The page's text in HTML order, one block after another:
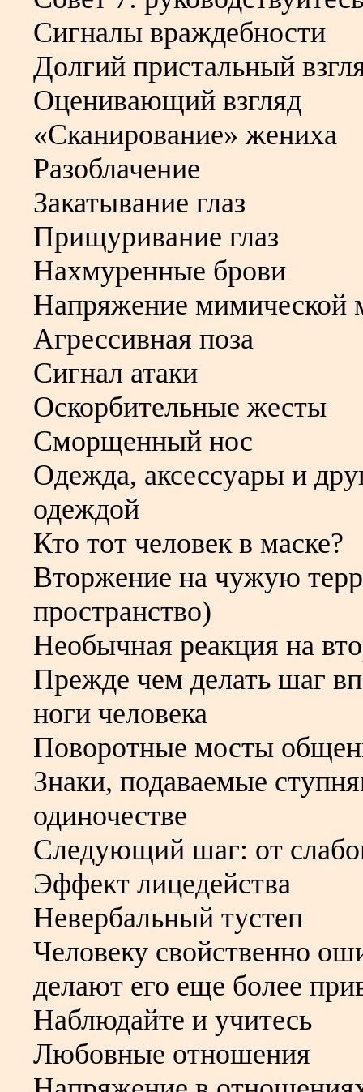
Сигналы враждебности
Долгий пристальный
Оценивающий взгляд
«Сканирование» жениха
Разоблачение
Закатывание глаз
Прищуривание глаз
Нахмуренные брови
Напряжение мимической
Агрессивная поза
Сигнал атаки
Оскорбительные жесты
Сморщенный нос
Одежда, аксессуары и
одеждой
Кто тот человек в маске?
Вторжение на чужую
пространство)
Необычная реакция на
Прежде чем делать шаг
ноги человека
Поворотные мосты
Знаки, подаваемые
одиночестве
Следующий шаг: от
Эффект лицедейства
Невербальный тустеп
Человеку свойственно
делают его еще более
Наблюдайте и учитесь
Любовные отношения